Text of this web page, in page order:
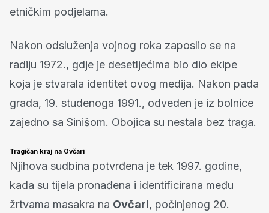
etničkim podjelama.
Nakon odsluženja vojnog roka zaposlio se na
radiju 1972., gdje je desetljećima bio dio ekipe
koja je stvarala identitet ovog medija. Nakon pada
grada, 19. studenoga 1991., odveden je iz bolnice
zajedno sa Sinišom. Obojica su nestala bez traga.
Tragičan kraj na Ovčari
Njihova sudbina potvrđena je tek 1997. godine,
kada su tijela pronađena i identificirana među
žrtvama masakra na Ovčari, počinjenog 20.